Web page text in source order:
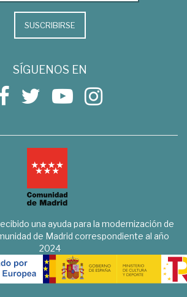
SUSCRIBIRSE
SÍGUENOS EN
una ayuda para la modernización de
de Madrid correspondiente al año
2024